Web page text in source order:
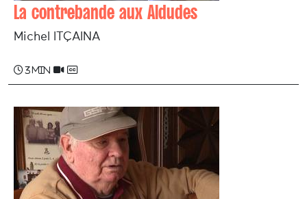
La contrebande aux Aldudes
Michel ITÇAINA
3 min